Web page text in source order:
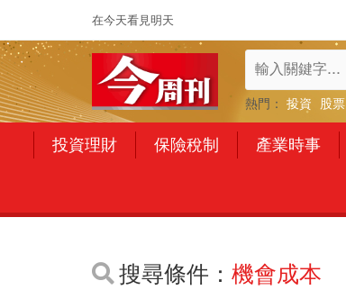
在今天看見明天
熱門： 投資 股票
投資理財 保險稅制 產業時事
搜尋條件： 機會成本